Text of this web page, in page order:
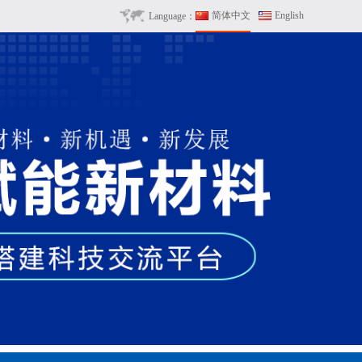
Language： 简体中文 English